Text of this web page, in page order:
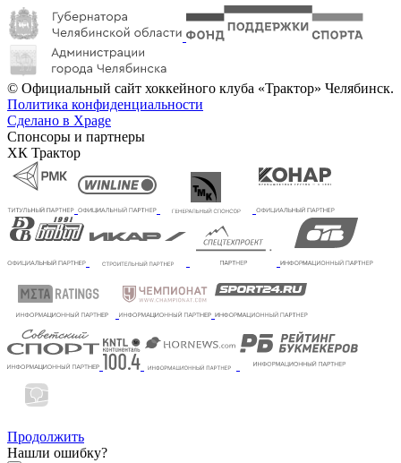
© Официальный сайт хоккейного клуба «Трактор» Челябинск.
Политика конфиденциальности
Сделано в Xpage
Спонсоры и партнеры
ХК Трактор
Продолжить
Нашли ошибку?